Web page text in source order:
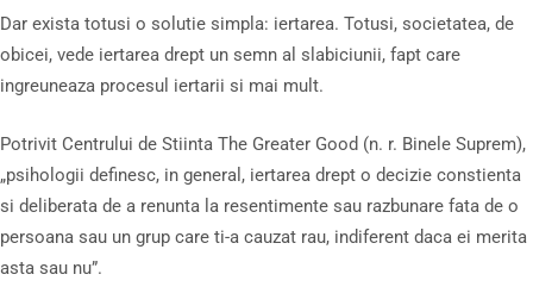
Dar exista totusi o solutie simpla: iertarea. Totusi, societatea, de
obicei, vede iertarea drept un semn al slabiciunii, fapt care
ingreuneaza procesul iertarii si mai mult.
Potrivit Centrului de Stiinta The Greater Good (n. r. Binele Suprem),
„psihologii definesc, in general, iertarea drept o decizie constienta
si deliberata de a renunta la resentimente sau razbunare fata de o
persoana sau un grup care ti-a cauzat rau, indiferent daca ei merita
asta sau nu”.